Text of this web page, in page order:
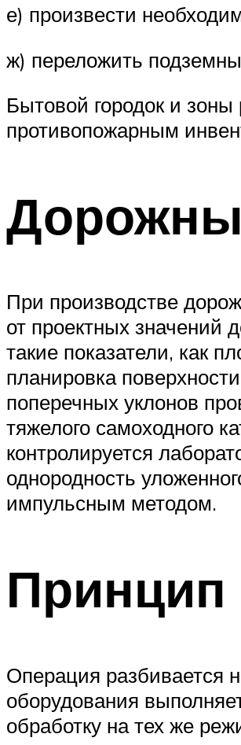
е) произвести
ж) переложить
Бытовой городок и
противопожарным
При производстве
от проектных
такие показатели, как
планировка
поперечных уклонов
тяжелого самоходного
контролируется
однородность
импульсным методом.
Принцип
Операция разбивается
оборудования
обработку на тех же